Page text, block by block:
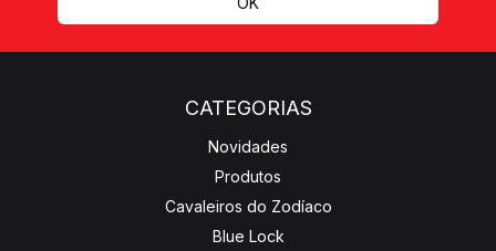
CATEGORIAS
Novidades
Produtos
Cavaleiros do Zodíaco
Blue Lock